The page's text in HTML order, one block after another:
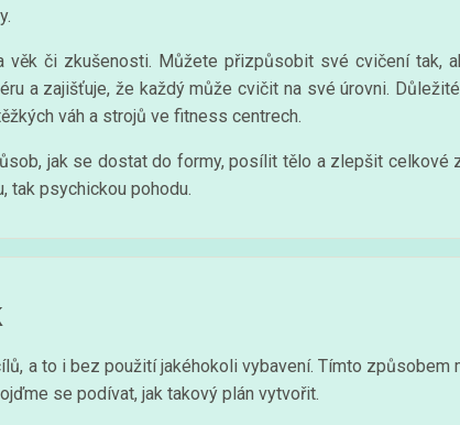
či zkušenosti. Můžete přizpůsobit své cvičení tak,
a zajišťuje, že každý může cvičit na své úrovni.
váh a strojů ve fitness centrech.
jak se dostat do formy, posílit tělo a zlepšit celkové
tak psychickou pohodu.
a to i bez použití jakéhokoli vybavení. Tímto způsobem
se podívat, jak takový plán vytvořit.